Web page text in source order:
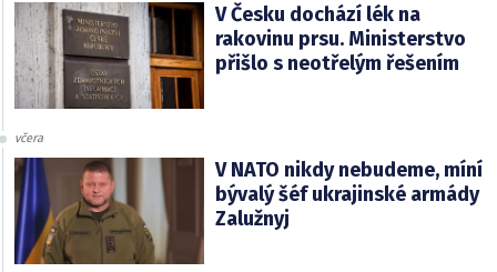
V Česku dochází lék na
rakovinu prsu. Ministerstvo
přišlo s neotřelým řešením
včera
V NATO nikdy nebudeme, míní
bývalý šéf ukrajinské armády
Zalužnyj